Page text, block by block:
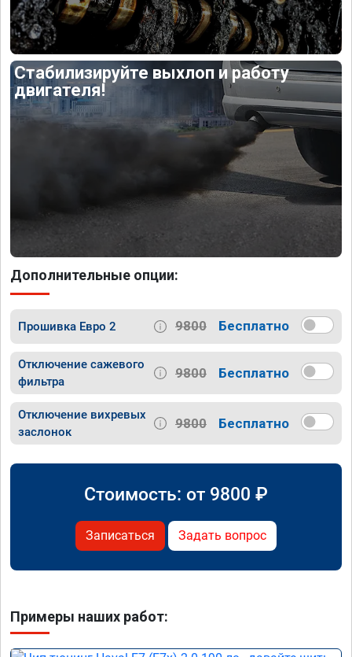
Стабилизируйте выхлоп и работу
двигателя!
Дополнительные опции:
Прошивка Евро 2 9800 Бесплатно
Отключение сажевого
фильтра
9800 Бесплатно
Отключение вихревых
заслонок
9800 Бесплатно
Стоимость: от 9800 ₽
Записаться Задать вопрос
Примеры наших работ: